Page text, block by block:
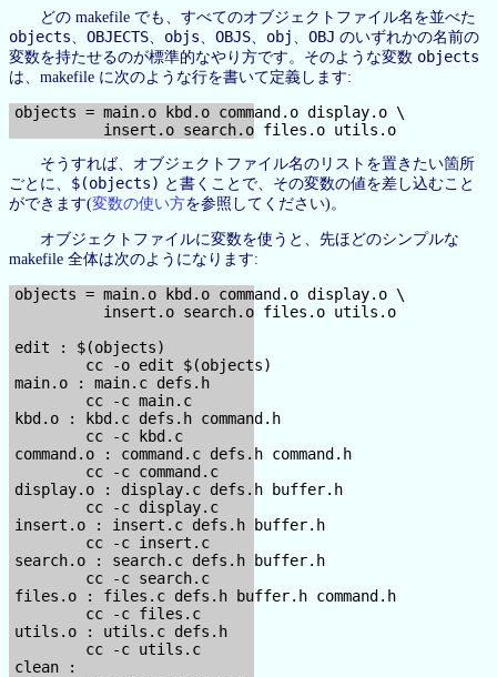
どの makefile でも、すべてのオブジェクトファイル名を並べた
objects OBJECTS objs OBJS obj OBJ のいずれかの名前の
変数を持たせるのが標準的なやり方です。そのような変数 objects
は、makefile に次のような行を書いて定義します:
objects = main.o kbd.o command.o display.o \
そうすれば、オブジェクトファイル名のリストを置きたい箇所
ごとに、 $(objects) と書くことで、その変数の値を差し込むこと
ができます(変数の使い方を参照してください)。
オブジェクトファイルに変数を使うと、先ほどのシンプルな
makefile 全体は次のようになります:
objects = main.o kbd.o command.o display.o \
          insert.o search.o files.o utils.o
edit : $(objects)
        cc -o edit $(objects)
main.o : main.c defs.h
        cc -c main.c
kbd.o : kbd.c defs.h command.h
        cc -c kbd.c
command.o : command.c defs.h command.h
        cc -c command.c
display.o : display.c defs.h buffer.h
        cc -c display.c
insert.o : insert.c defs.h buffer.h
        cc -c insert.c
search.o : search.c defs.h buffer.h
        cc -c search.c
files.o : files.c defs.h buffer.h command.h
        cc -c files.c
utils.o : utils.c defs.h
        cc -c utils.c
clean :